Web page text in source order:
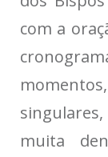
com a
muita